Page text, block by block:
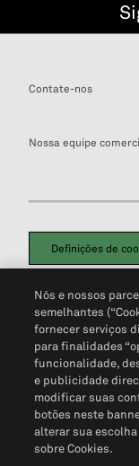
Contate-nos
Nossa equipe
Definições de
Política de Privacidade
Não Venda Minhas
Nós e nossos
semelhantes
fornecer serviços
para finalidades
funcionalidade,
e publicidade
modificar suas
botões neste
alterar sua
sobre Cookies.